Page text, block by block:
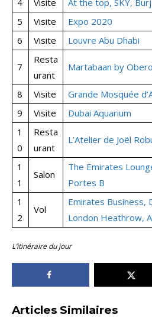
4 Visite
At the top, SKY,
5
Visite
Expo 2020
6
Visite Louvre Abu Dhabi
7
Resta
urant
Martabaan by
8 Visite
Grande Mosquée
9
Visite
Dubai Aquarium
1
0
Resta
urant
L’Atelier de Joël
1
1
Salon
The Emirates
Portes B
1
2
Vol
Emirates Business,
London Heathrow,
L’itinéraire du jour
Articles Similaires